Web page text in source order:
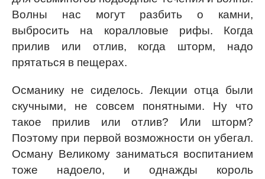
Волны нас могут разбить о камни,
выбросить на коралловые рифы. Когда
прилив или отлив, когда шторм, надо
прятаться в пещерах.
Османику не сиделось. Лекции отца были
скучными, не совсем понятными. Ну что
такое прилив или отлив? Или шторм?
Поэтому при первой возможности он убегал.
Осману Великому заниматься воспитанием
тоже надоело, и однажды король